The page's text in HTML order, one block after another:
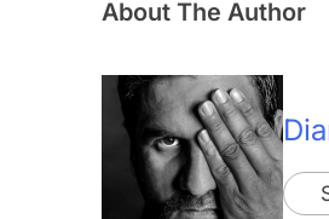
About The Author